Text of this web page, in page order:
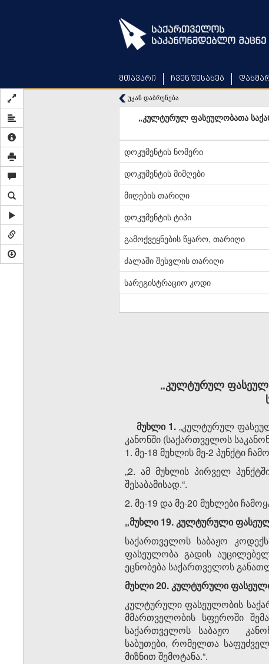
მთავარი ჩვენ შესახებ
უკან დაბრუნება
„კულტურულ ფასეულობათა
დოკუმენტის ნომერი
დოკუმენტის მიმღები
მიღების თარიღი
დოკუმენტის ტიპი
გამოქვეყნების წყარო, თარიღი
ძალაში შესვლის თარიღი
სარეგისტრაციო კოდი
„კულტურულ
მუხლი 1.„კულტურულ
კანონში (საქართველოს
1. მე-18 მუხლის მე-2 პუნქტი
„2. ამ მუხლის პირველ
შესაბამისად.“.
2. მე-19 და მე-20 მუხლები
„მუხლი 19. კულტურული
საქართველოს საბაჟო
ფასეულობა გადის
ეცნობება საქართველოს
მუხლი 20. კულტურული
კულტურული ფასეულობის
მმართველობის სფეროში
საქართველოს საბაჟო
საბუთები, რომელთა
მიზნით შემოტანა.“.